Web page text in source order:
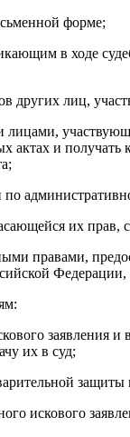
форме;
в ходе
других лиц,
актах и получать
их прав,
правами,
Федерации,
заявления и
их в суд;
защиты
искового